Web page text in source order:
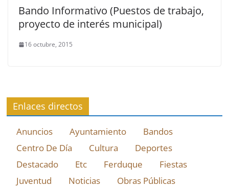
Bando Informativo (Puestos de trabajo,
proyecto de interés municipal)
16 octubre, 2015
Enlaces directos
Anuncios Ayuntamiento
Bandos
Centro De Día
Cultura
Deportes
Destacado
Etc Ferduque
Fiestas
Juventud
Noticias
Obras Públicas